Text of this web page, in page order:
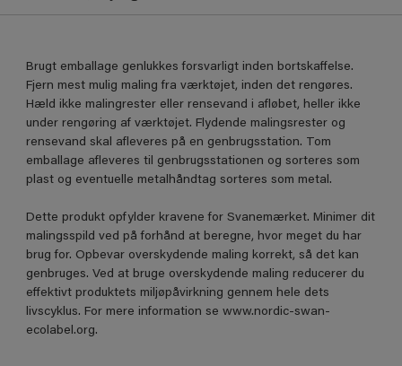
Brugt emballage genlukkes forsvarligt inden bortskaffelse.
Fjern mest mulig maling fra værktøjet, inden det rengøres.
Hæld ikke malingrester eller rensevand i afløbet, heller ikke
under rengøring af værktøjet. Flydende malingsrester og
rensevand skal afleveres på en genbrugsstation. Tom
emballage afleveres til genbrugsstationen og sorteres som
plast og eventuelle metalhåndtag sorteres som metal.
Dette produkt opfylder kravene for Svanemærket. Minimer dit
malingsspild ved på forhånd at beregne, hvor meget du har
brug for. Opbevar overskydende maling korrekt, så det kan
genbruges. Ved at bruge overskydende maling reducerer du
effektivt produktets miljøpåvirkning gennem hele dets
livscyklus. For mere information se www.nordic-swan-
ecolabel.org.